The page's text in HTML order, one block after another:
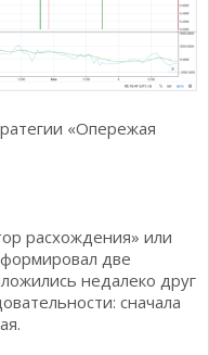
«Опережая
расхождения» или
две
недалеко друг
сначала